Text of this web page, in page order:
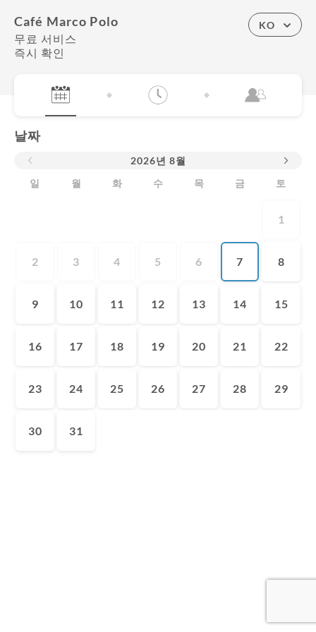
Café Marco Polo
무료 서비스
즉시 확인
KO
날짜
2026년 8월
일
월 화 수 목 금 토
1
2 3 4 5 6 7 8
9 10 11 12 13 14 15
16 17 18 19 20 21 22
23 24 25 26 27 28 29
30 31